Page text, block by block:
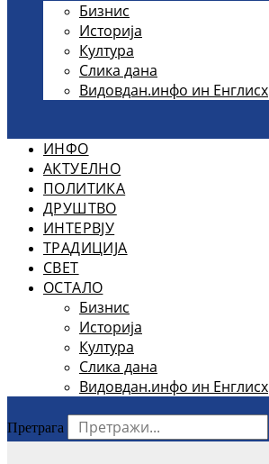
Бизнис
Историја
Култура
Слика дана
Видовдан.инфо ин Енглисх
ИНФО
АКТУЕЛНО
ПОЛИТИКА
ДРУШТВО
ИНТЕРВЈУ
ТРАДИЦИЈА
СВЕТ
ОСТАЛО
Бизнис
Историја
Култура
Слика дана
Видовдан.инфо ин Енглисх
Претрага